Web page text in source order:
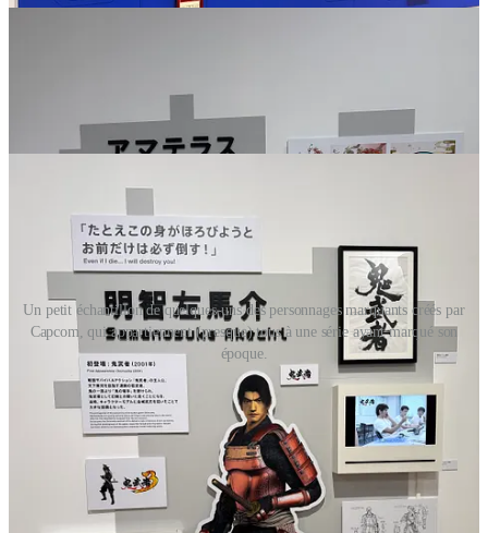
Un petit échantillon de quelques-uns des personnages marquants créés par
Capcom, qui appartiennent (presque) tous à une série ayant marqué son
époque.
L'exposition ne se contente pas d'exposer des visuels et autres
documents de travail d'époque, pour également mettre en scène les
techniques utilisées dans la création d'un jeu vidéo, voire nous faire
participer à celle-ci. On a ainsi à notre disposition un atelierpixel art
avec stylet et écran tactile, pour tenter de reproduire dans le temps
imparti un personnage de la franchiseMega Man ; un test de